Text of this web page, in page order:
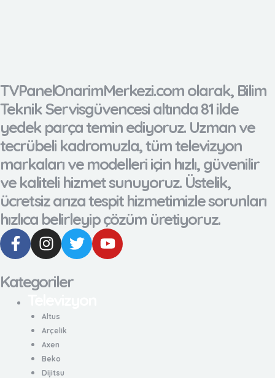
TVPanelOnarimMerkezi.com olarak, Bilim
Teknik Servisgüvencesi altında 81 ilde
yedek parça temin ediyoruz. Uzman ve
tecrübeli kadromuzla, tüm televizyon
markaları ve modelleri için hızlı, güvenilir
ve kaliteli hizmet sunuyoruz. Üstelik,
ücretsiz arıza tespit hizmetimizle sorunları
hızlıca belirleyip çözüm üretiyoruz.
F
a
c
e
b
o
I
n
s
t
g
r
a
m
T
w
i
Y
o
u
Kategoriler
Altus
Arçelik
Axen
Beko
Dijitsu